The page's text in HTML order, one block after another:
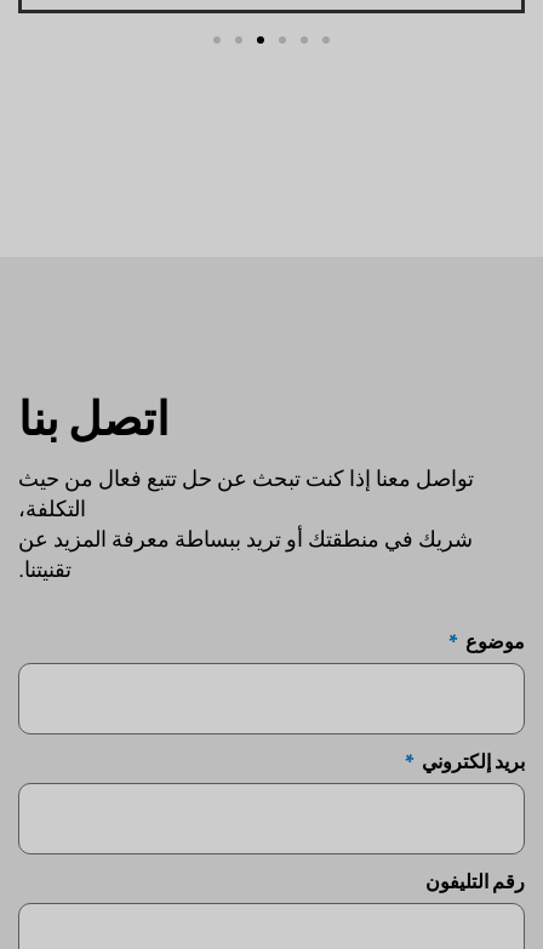
اتصل بنا
تواصل معنا إذا كنت تبحث عن حل تتبع فعال من حيث
التكلفة،
شريك في منطقتك أو تريد ببساطة معرفة المزيد عن
تقنيتنا.
موضوع
بريد إلكتروني
رقم التليفون